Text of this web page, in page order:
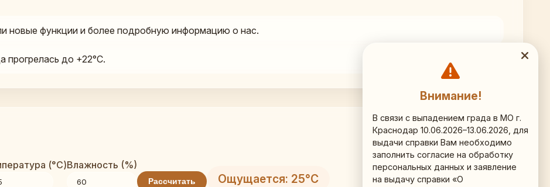
новые функции и более подробную информацию о нас.
прогрелась до +22°C.
(°C)Влажность (%)
Рассчитать Ощущается: 25°C
Внимание!
В связи с выпадением града в МО г.
Краснодар 10.06.2026–13.06.2026, для
выдачи справки Вам необходимо
заполнить согласие на обработку
персональных данных и заявление
на выдачу справки «О